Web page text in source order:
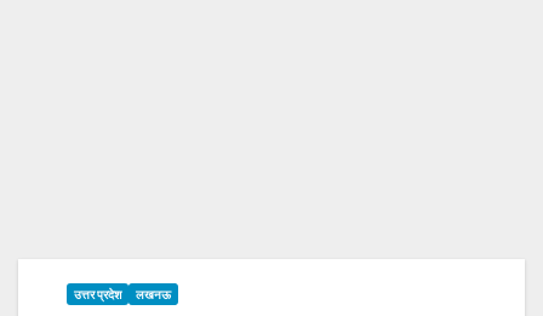
उत्तर प्रदेश लखनऊ